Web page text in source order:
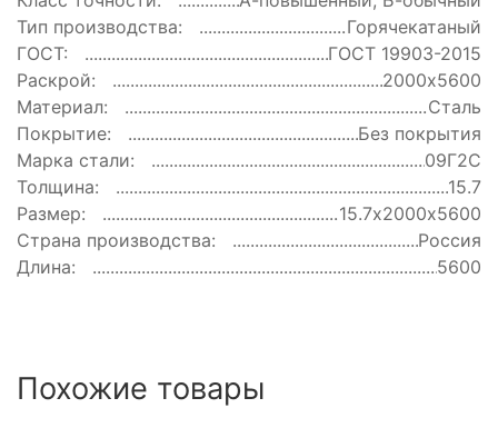
Тип производства:
Горячекатаный
ГОСТ:
ГОСТ 19903-2015
Раскрой:
2000х5600
Материал:
Сталь
Покрытие:
Без покрытия
Марка стали:
09Г2С
Толщина:
15.7
Размер:
15.7х2000х5600
Страна производства:
Россия
Длина:
5600
Похожие товары